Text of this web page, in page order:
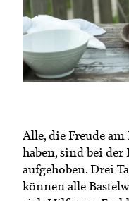
Mitgliedschaft
Landessekretariat
Bäuerliche
Hofgeschichten
Alle, die Freude
haben, sind bei der
aufgehoben. Drei
können alle